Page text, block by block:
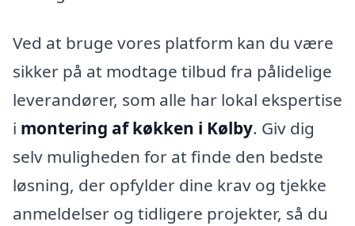
Ved at bruge vores platform kan du være
sikker på at modtage tilbud fra pålidelige
leverandører, som alle har lokal ekspertise
i montering af køkken i Kølby. Giv dig
selv muligheden for at finde den bedste
løsning, der opfylder dine krav og tjekke
anmeldelser og tidligere projekter, så du